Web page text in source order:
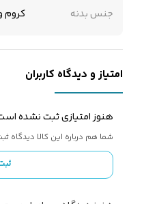
جنس بدنه کروم
امتیاز و دیدگاه کاربران
هنوز امتیازی ثبت نشده
شما هم درباره این کالا دیدگاه